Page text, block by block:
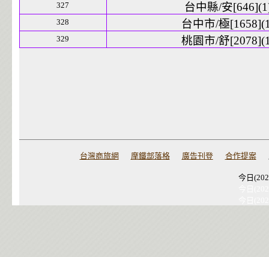
327 台中縣/安
328 台中市/極
329 桃園市/舒
台灣商旅網 摩鐵部落格 廣告刊登 合作提案
今日